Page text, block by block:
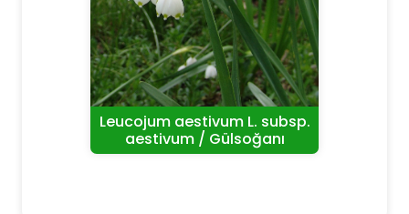
Leucojum aestivum L. subsp.
aestivum / Gülsoğanı